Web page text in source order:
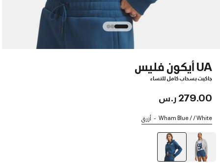
UA أيكون فليس
جاكيت بسحاب كامل للنساء
279.00 ر.س
Wham Blue / / White أزرق